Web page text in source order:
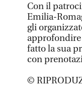
Con il
Emilia-
gli
approfondire
fatto la sua
con
©